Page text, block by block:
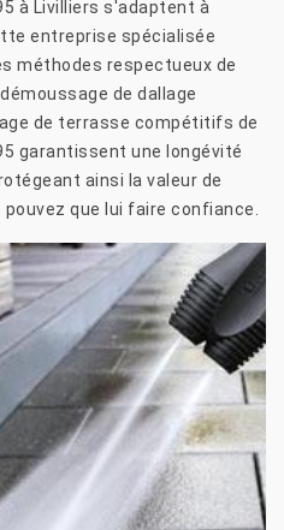
à Livilliers s'adaptent à
entreprise spécialisée
méthodes respectueux de
de dallage
de terrasse compétitifs de
garantissent une longévité
ainsi la valeur de
que lui faire confiance.